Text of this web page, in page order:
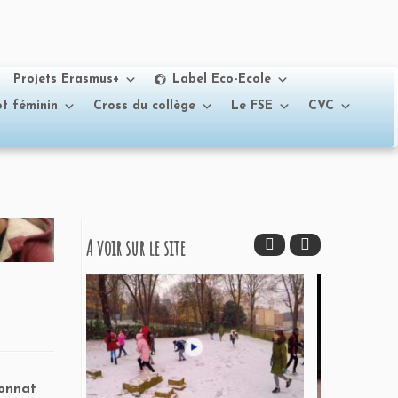
Projets Erasmus+
Label Eco-Ecole
féminin Cross du collège Le FSE
CVC
A voir sur le site